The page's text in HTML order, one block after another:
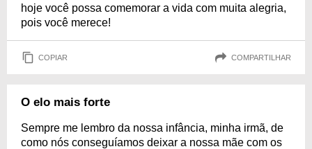
hoje você possa comemorar a vida com muita alegria,
pois você merece!
COPIAR COMPARTILHAR
O elo mais forte
Sempre me lembro da nossa infância, minha irmã, de
como nós conseguíamos deixar a nossa mãe com os